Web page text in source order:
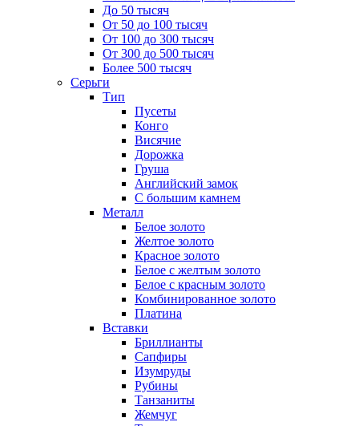
До 50 тысяч
От 50 до 100 тысяч
От 100 до 300 тысяч
От 300 до 500 тысяч
Более 500 тысяч
Серьги
Тип
Пусеты
Конго
Висячие
Дорожка
Груша
Английский замок
С большим камнем
Металл
Белое золото
Желтое золото
Красное золото
Белое с желтым золото
Белое с красным золото
Комбинированное золото
Платина
Вставки
Бриллианты
Сапфиры
Изумруды
Рубины
Танзаниты
Жемчуг